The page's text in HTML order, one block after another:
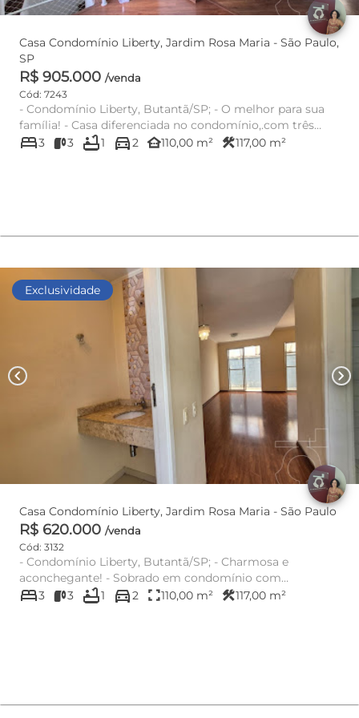
Casa Condomínio Liberty, Jardim Rosa Maria - São Paulo,
SP
R$ 905.000 /venda
Cód: 7243
- Condomínio Liberty, Butantã/SP; - O melhor para sua
família! - Casa diferenciada no condomínio,.com três
pavimentos...
bed3 3 bathtub1 directions_car2 other_houses110,00 m² construction117,00 m²
Exclusividade
chevron_left chevron_right
Casa Condomínio Liberty, Jardim Rosa Maria - São Paulo
R$ 620.000 /venda
Cód: 3132
- Condomínio Liberty, Butantã/SP; - Charmosa e
aconchegante! - Sobrado em condomínio com
segurança 24 horas, lazer e áre...
bed3 3 bathtub1 directions_car2 fullscreen110,00 m² construction117,00 m²